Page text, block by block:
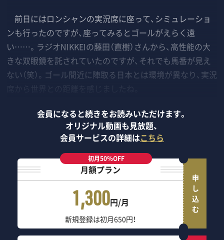
前日にはロンシャンの実況席に座って、シミュレーショ
ンも行ったのですが、座ってみるとゴールがえらく遠
い……。ラジオNIKKEIの藤田（直樹）さんから、高性能の大
きな双眼鏡を託されていたのですが、それでも馬番が見え
ない（笑）。ゴール間近に陣取る日本とは環境が異なり、実況
会員になると続きをお読みいただけます。
オリジナル動画も見放題、
会員サービスの詳細はこちら
初月50％OFF
月額プラン
1,300円/月
新規登録は初月650円！
申し込む